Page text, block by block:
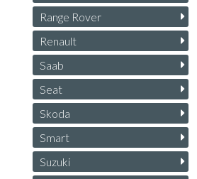
Range Rover
Renault
Saab
Seat
Skoda
Smart
Suzuki